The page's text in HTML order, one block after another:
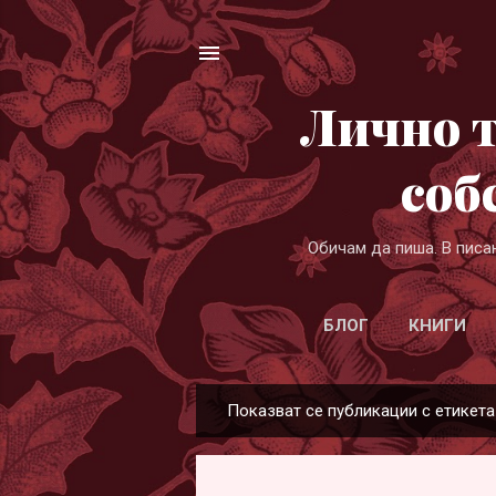
Лично
Обичам да пиша. В
БЛОГ КНИГИ
у
Показват се публикации с етикета